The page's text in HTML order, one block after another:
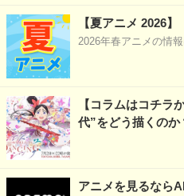
【夏アニメ 2026】
2026年春アニメの情報
【コラムはコチラ
代”をどう描くのか
アニメを見るなら